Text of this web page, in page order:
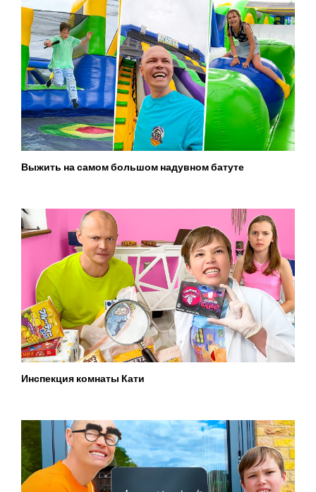
Выжить на самом большом надувном батуте
Инспекция комнаты Кати